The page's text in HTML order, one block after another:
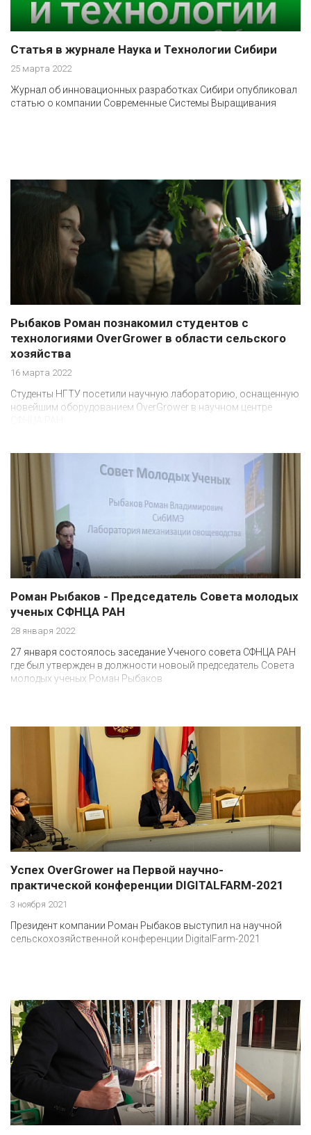
Статья в журнале Наука и Технологии Сибири
25 марта 2022
Журнал об инновационных разработках Сибири опубликовал
статью о компании Современные Системы Выращивания
Рыбаков Роман познакомил студентов с
технологиями OverGrower в области сельского
хозяйства
16 марта 2022
Студенты НГТУ посетили научную лабораторию, оснащенную
новейшим оборудованием OverGrower в научном центре
Роман Рыбаков - Председатель Совета молодых
ученых СФНЦА РАН
28 января 2022
27 января состоялось заседание Ученого совета СФНЦА РАН
где был утвержден в должности новоый председатель Совета
молодых ученых Роман Рыбаков
Успех OverGrower на Первой научно-
практической конференции DIGITALFARM-2021
3 ноября 2021
Президент компании Роман Рыбаков выступил на научной
сельскохозяйственной конференции DigitalFarm-2021